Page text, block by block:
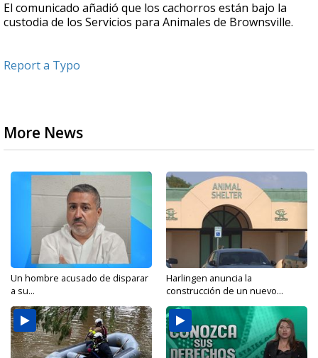
El comunicado añadió que los cachorros están bajo la
custodia de los Servicios para Animales de Brownsville.
Report a Typo
More News
Un hombre acusado de disparar
a su...
Harlingen anuncia la
construcción de un nuevo...